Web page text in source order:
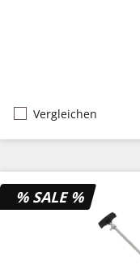
Vergleichen
% SALE %